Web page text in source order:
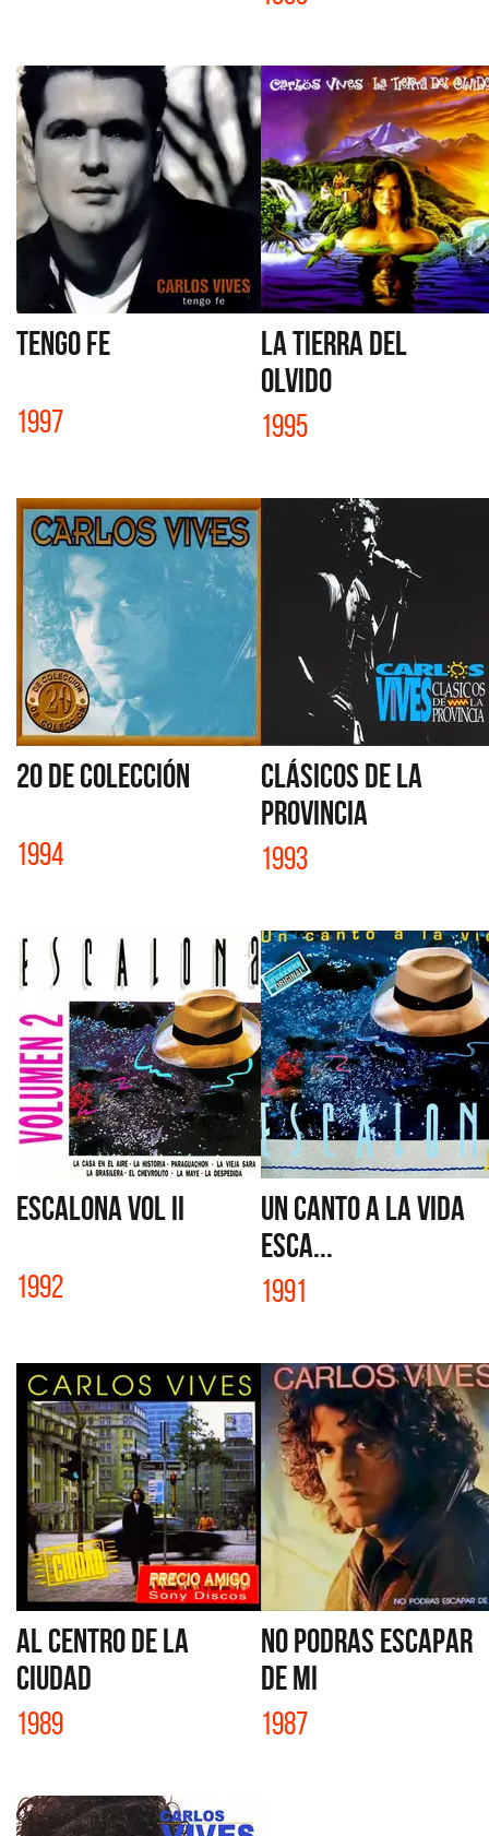
TENGO FE
1997
LA TIERRA DEL
OLVIDO
1995
20 DE COLECCIÓN
1994
CLÁSICOS DE LA
PROVINCIA
1993
ESCALONA VOL II
1992
UN CANTO A LA VIDA
ESCA...
1991
AL CENTRO DE LA
CIUDAD
1989
NO PODRAS ESCAPAR
DE MI
1987